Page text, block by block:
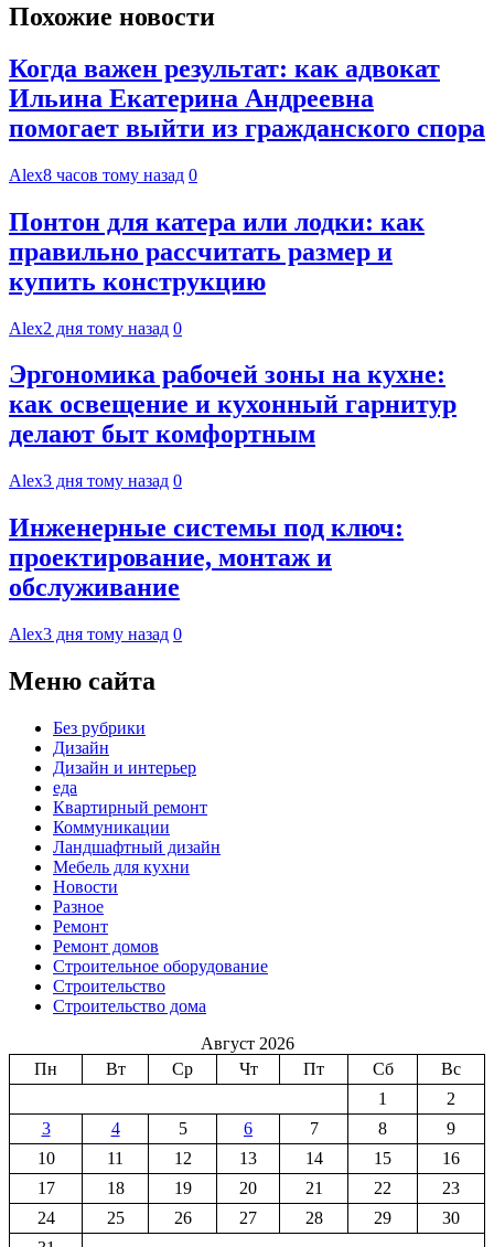
Похожие новости
Когда важен результат: как адвокат
Ильина Екатерина Андреевна
помогает выйти из гражданского спора
Alex8 часов тому назад 0
Понтон для катера или лодки: как
правильно рассчитать размер и
купить конструкцию
Alex2 дня тому назад 0
Эргономика рабочей зоны на кухне:
как освещение и кухонный гарнитур
делают быт комфортным
Alex3 дня тому назад 0
Инженерные системы под ключ:
проектирование, монтаж и
обслуживание
Alex3 дня тому назад 0
Меню сайта
Без рубрики
Дизайн
Дизайн и интерьер
еда
Квартирный ремонт
Коммуникации
Ландшафтный дизайн
Мебель для кухни
Новости
Разное
Ремонт
Ремонт домов
Строительное оборудование
Строительство
Строительство дома
Август 2026
Пн
Вт Ср Чт Пт Сб
Вс
1
2
3
4 5 6 7 8
9
10
11 12 13 14 15
16
17
18 19 20 21 22
23
24
25 26 27 28 29
30